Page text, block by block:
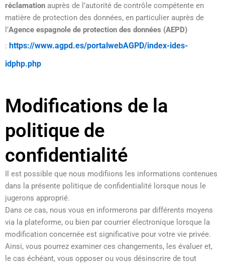
réclamation auprès de l’autorité de contrôle compétente en
matière de protection des données, en particulier auprès de
l’Agence espagnole de protection des données (AEPD)
: https://www.agpd.es/portalwebAGPD/index-ides-
idphp.php
Modifications de la
politique de
confidentialité
Il est possible que nous modifiions les informations contenues
dans la présente politique de confidentialité lorsque nous le
jugerons approprié.
Dans ce cas, nous vous en informerons par différents moyens
via la plateforme, ou bien par courrier électronique lorsque la
modification concernée est significative pour votre vie privée.
Ainsi, vous pourrez examiner ces changements, les évaluer et,
le cas échéant, vous opposer ou vous désinscrire de tout